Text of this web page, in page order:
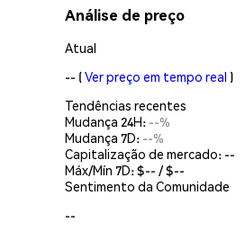
Análise de preço
Atual
-- (Ver preço em tempo real )
Tendências recentes
Mudança 24H: --%
Mudança 7D: --%
Capitalização de mercado: --
Máx/Mín 7D: $-- / $--
Sentimento da Comunidade
--